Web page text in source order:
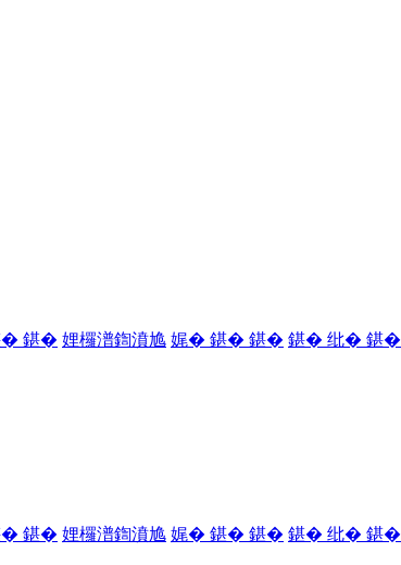
� 鍖� 娌欏潽鍧濆尯 娓� 鍖� 鍖� 鍖� 纰� 鍖�
� 鍖� 娌欏潽鍧濆尯 娓� 鍖� 鍖� 鍖� 纰� 鍖�